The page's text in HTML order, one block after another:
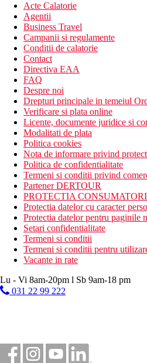
Acte Calatorie
Agentii
Business Travel
Campanii si regulamente
Conditii de calatorie
Contact
Directiva EAA
FAQ
Despre noi
Drepturi principale in temeiul
Verificare si plata online
Licente, documente juridice si
Modalitati de plata
Politica cookies
Nota de informare privind
Politica de confidentialitate
Termeni si conditii privind
Partener DERTOUR
PROTECTIA
Protectia datelor cu caracter
Protectia datelor pentru paginile
Setari confidentialitate
Termeni si conditii
Termeni si conditii pentru
Vacante in rate
Lu - Vi 8am-20pm l Sb 9am-18 pm
031 22 99 222